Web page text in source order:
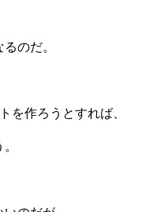
のだ。
を作ろうとすれば、